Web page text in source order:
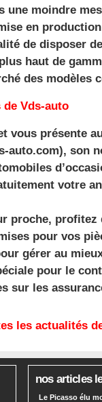
une moindre
en
de disposer
haut de
des modèles
Vds-auto
vous présente
auto.com), son
votre
proche, profitez
pour vos
gérer au
pour le
sur les
les actualités
nos articles
Le Picasso élu